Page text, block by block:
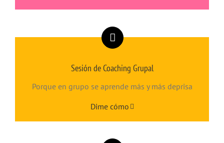
Sesión de Coaching Grupal
Porque en grupo se aprende más y más deprisa
Dime cómo